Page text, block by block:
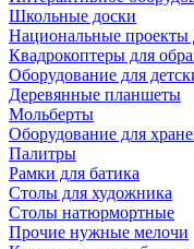
Школьные доски
Национальные проекты
Квадрокоптеры для
Оборудование для
Деревянные планшеты
Мольберты
Оборудование для
Палитры
Рамки для батика
Столы для художника
Столы натюрмортные
Прочие нужные мелочи